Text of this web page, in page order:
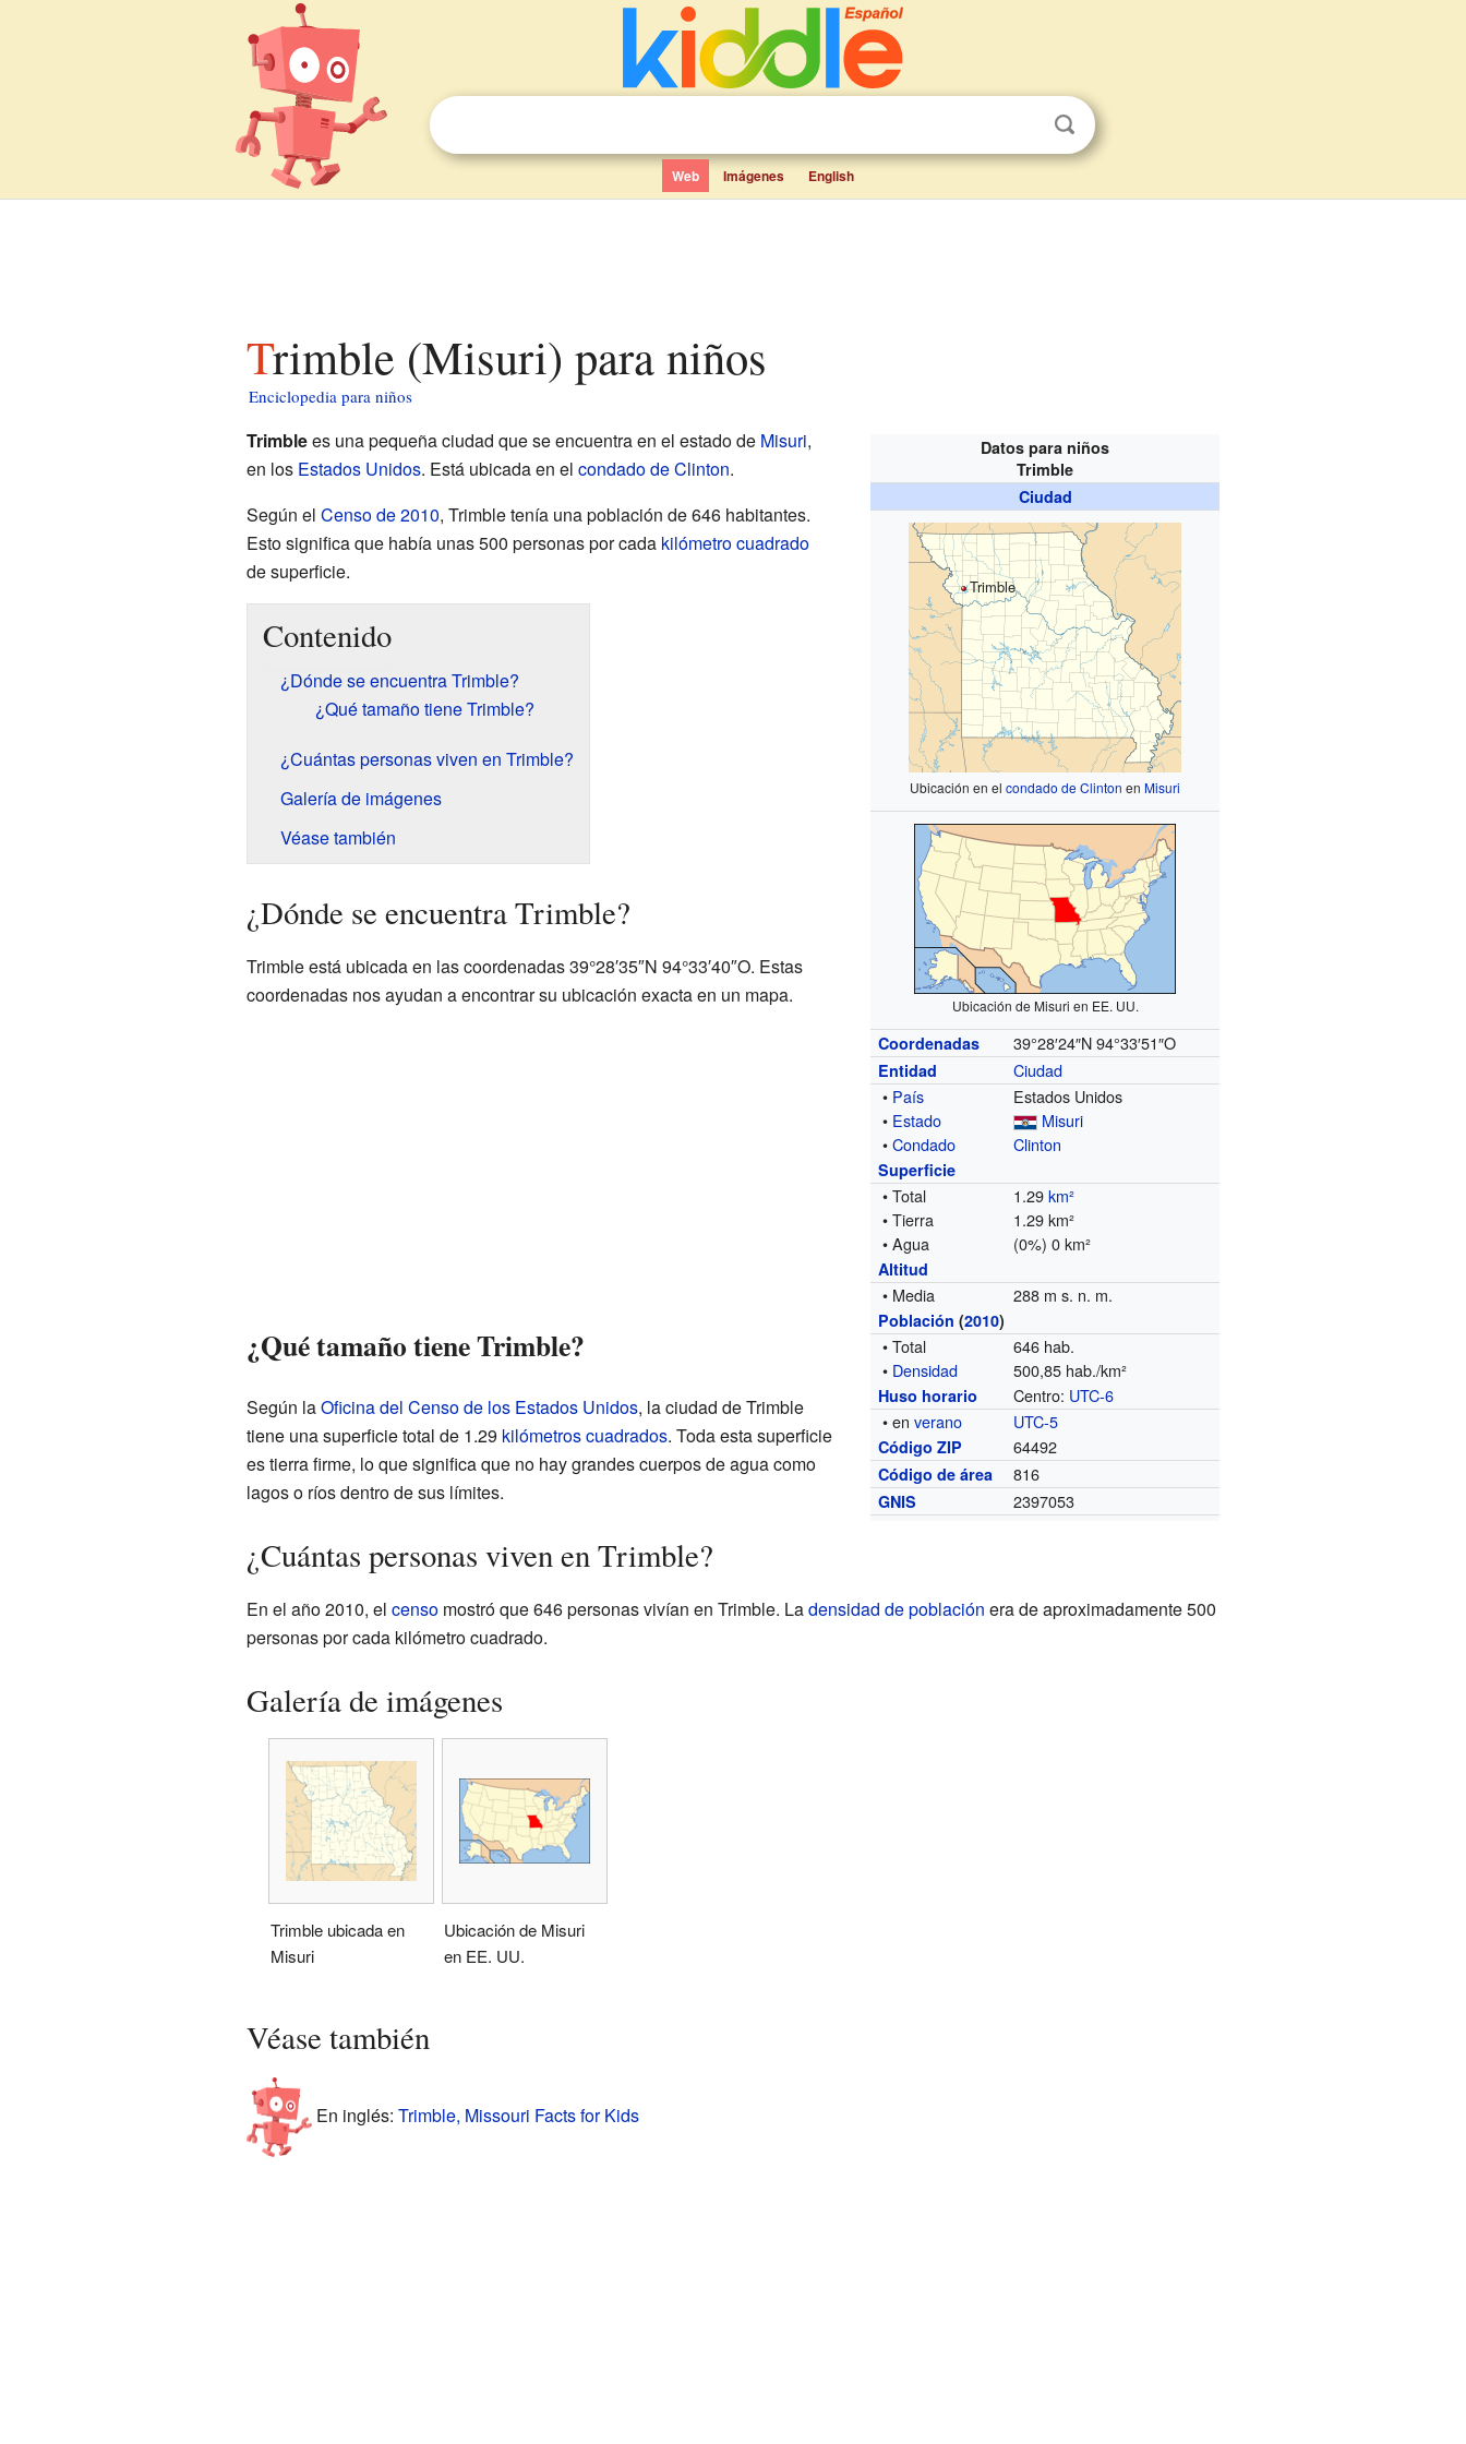
Web Imágenes English
Trimble (Misuri) para niños
Enciclopedia para niños
Datos para niños
Trimble
Ciudad
Trimble
Ubicación en elcondado de Clinton enMisuri
Ubicación de Misuri en EE. UU.
Coordenadas 39°28′24″N 94°33′51″O
Entidad
Ciudad
• País
Estados Unidos
• Estado
Misuri
•Condado Clinton
Superficie
• Total 1.29km²
• Tierra
1.29 km²
• Agua
(0%) 0 km²
Altitud
• Media 288 m s. n. m.
Población (2010)
• Total
646 hab.
• Densidad 500,85 hab./km²
Huso horario Centro: UTC-6
• enverano UTC-5
Código ZIP 64492
Código de área 816
GNIS 2397053
Trimblees una pequeña ciudad que se encuentra en el estado de Misuri,
en los Estados Unidos. Está ubicada en el condado de Clinton.
Según el Censo de 2010, Trimble tenía una población de 646 habitantes.
Esto significa que había unas 500 personas por cada kilómetro cuadrado
de superficie.
Contenido
¿Dónde se encuentra Trimble?
¿Qué tamaño tiene Trimble?
¿Cuántas personas viven en Trimble?
Galería de imágenes
Véase también
¿Dónde se encuentra Trimble?
Trimble está ubicada en las coordenadas 39°28′35″N 94°33′40″O. Estas
coordenadas nos ayudan a encontrar su ubicación exacta en un mapa.
¿Qué tamaño tiene Trimble?
Según laOficina del Censo de los Estados Unidos, la ciudad de Trimble
tiene una superficie total de 1.29 kilómetros cuadrados. Toda esta superficie
es tierra firme, lo que significa que no hay grandes cuerpos de agua como
lagos o ríos dentro de sus límites.
¿Cuántas personas viven en Trimble?
En el año 2010, el censomostró que 646 personas vivían en Trimble. Ladensidad de población era de aproximadamente 500
personas por cada kilómetro cuadrado.
Galería de imágenes
Trimble ubicada en
Misuri
Ubicación de Misuri
en EE. UU.
Véase también
En inglés: Trimble, Missouri Facts for Kids